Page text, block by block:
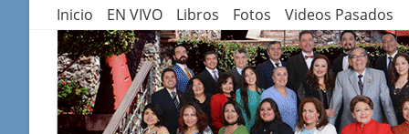
contenido
Inicio EN VIVO Libros Fotos Videos Pasados